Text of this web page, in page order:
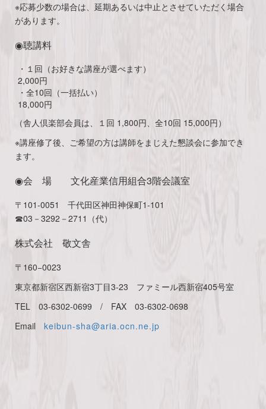
※応募少数の場合は、延期あるいは中止とさせていただく場合
があります。
◉聴講料
・１回（お好きな講座が選べます）
2,000円
・全10回（一括払い）
18,000円
（舎人倶楽部会員は、１回 1,800円、全10回 15,000円）
※講座修了後、ご希望の方は講師をまじえた懇談会に参加でき
ます。
◉会 場 文化産業信用組合3階会議室
〒101-0051 千代田区神田神保町1-101
☎03－3292－2711（代）
株式会社 敬文舎
〒160−0023
東京都新宿区西新宿3丁目3-23 ファミール西新宿405号室
TEL 03-6302-0699 / FAX 03-6302-0698
Email keibun-sha@aria.ocn.ne.jp